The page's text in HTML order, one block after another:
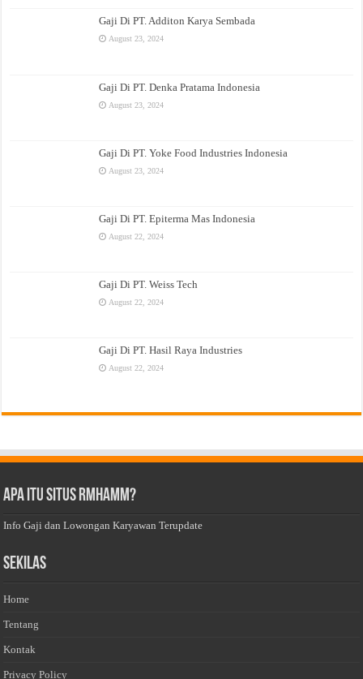
Gaji Di PT. Additon Karya Sembada
August 23, 2024
Gaji Di PT. Denka Pratama Indonesia
August 23, 2024
Gaji Di PT. Yoke Food Industries Indonesia
August 23, 2024
Gaji Di PT. Epiterma Mas Indonesia
August 22, 2024
Gaji Di PT. Weiss Tech
August 22, 2024
Gaji Di PT. Hasil Raya Industries
August 22, 2024
Apa Itu Situs Rmhamm?
Info Gaji dan Lowongan Karyawan Terupdate
Sekilas
Home
Tentang
Kontak
Privacy Policy